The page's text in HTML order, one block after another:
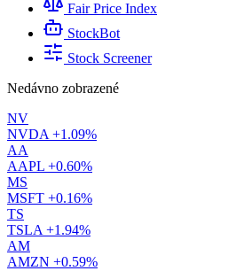
Fair Price Index
StockBot
Stock Screener
Nedávno zobrazené
NV
NVDA +1.09%
AA
AAPL +0.60%
MS
MSFT +0.16%
TS
TSLA +1.94%
AM
AMZN +0.59%